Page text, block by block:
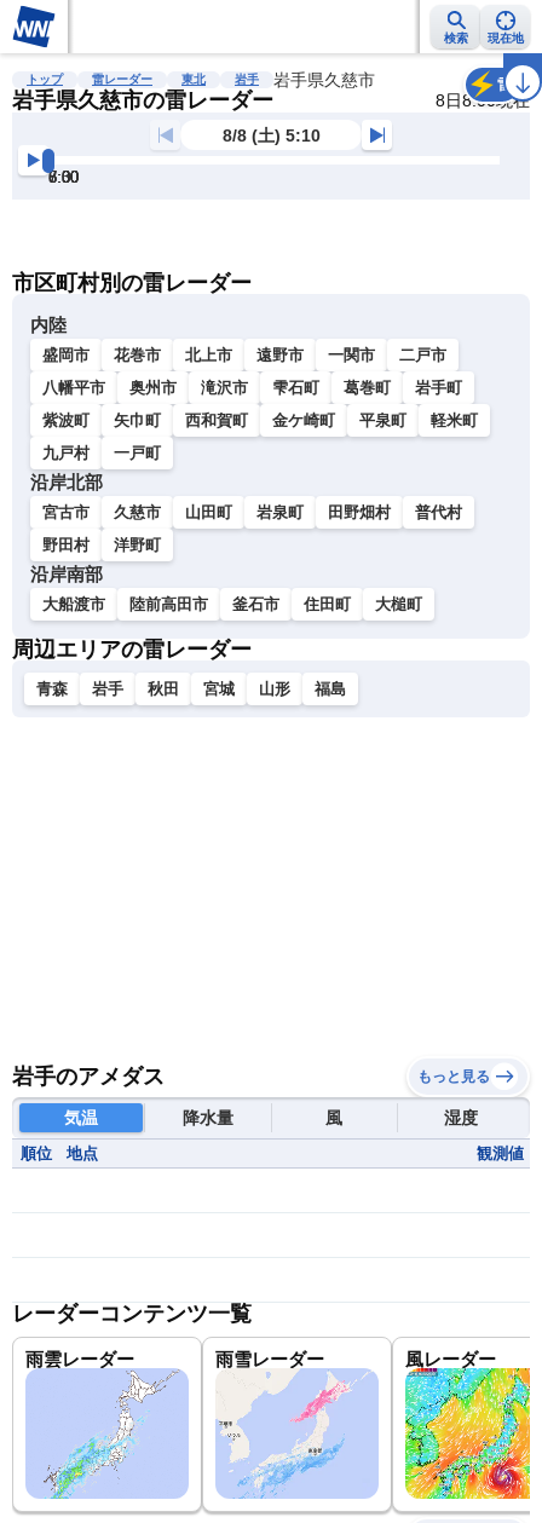
検索 現在地
雨雲レーダー 台風情報 地震情報 警報・注意報 2週間天気 ラ
トップ 雷レーダー 東北 岩手 岩手県久慈市
岩手県久慈市の雷レーダー 8日8:00現在
雷
8/8 (土) 5:10
5:30
6:00
6:30
7:00
7:30
8:00
市区町村別の雷レーダー
内陸
盛岡市 花巻市 北上市 遠野市 一関市
二戸市
八幡平市
奥州市 滝沢市 雫石町 葛巻町
岩手町
紫波町
矢巾町 西和賀町 金ケ崎町 平泉町
軽米町
九戸村
一戸町
沿岸北部
宮古市 久慈市 山田町 岩泉町 田野畑村
普代村
野田村
洋野町
沿岸南部
大船渡市 陸前高田市 釜石市 住田町 大槌町
周辺エリアの雷レーダー
青森 岩手 秋田 宮城 山形 福島
岩手のアメダス もっと見る
気温 降水量 風 湿度
順位 地点 観測値
レーダーコンテンツ一覧
雨雲レーダー 雨雪レーダー 風レーダー